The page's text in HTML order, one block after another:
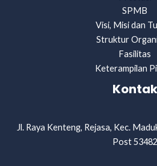
SPMB
Visi, Misi dan
Struktur
Fasilitas
Keterampilan
Kontak
Jl. Raya Kenteng, Rejasa, Kec.
Post 53482